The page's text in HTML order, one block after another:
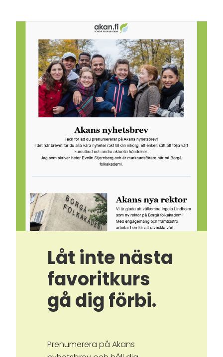
Låt inte nästa
favoritkurs
gå dig förbi.
Prenumerera på Akans